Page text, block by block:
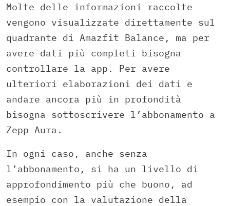
Molte delle informazioni raccolte
vengono visualizzate direttamente sul
quadrante di Amazfit Balance, ma per
avere dati più completi bisogna
controllare la app. Per avere
ulteriori elaborazioni dei dati e
andare ancora più in profondità
bisogna sottoscrivere l’abbonamento a
Zepp Aura.
In ogni caso, anche senza
l’abbonamento, si ha un livello di
approfondimento più che buono, ad
esempio con la valutazione della